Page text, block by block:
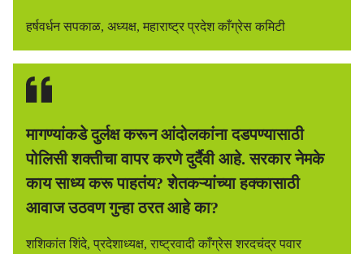
हर्षवर्धन सपकाळ, अध्यक्ष, महाराष्ट्र प्रदेश काँग्रेस कमिटी
मागण्यांकडे दुर्लक्ष करून आंदोलकांना दडपण्यासाठी
पोलिसी शक्तीचा वापर करणे दुर्दैवी आहे. सरकार नेमके
काय साध्य करू पाहतंय? शेतकऱ्यांच्या हक्कासाठी
आवाज उठवण गुन्हा ठरत आहे का?
शशिकांत शिंदे, प्रदेशाध्यक्ष, राष्ट्रवादी काँग्रेस शरदचंद्र पवार